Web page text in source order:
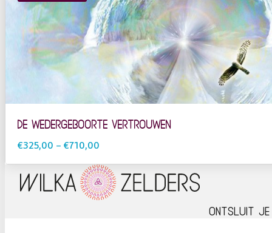
De wedergeboorte vertrouwen
€325,00 – €710,00
Ontsluit je